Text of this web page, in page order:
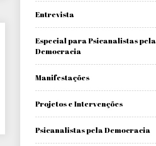
Entrevista
Especial para Psicanalistas pela
Democracia
Manifestações
Projetos e Intervenções
Psicanalistas pela Democracia